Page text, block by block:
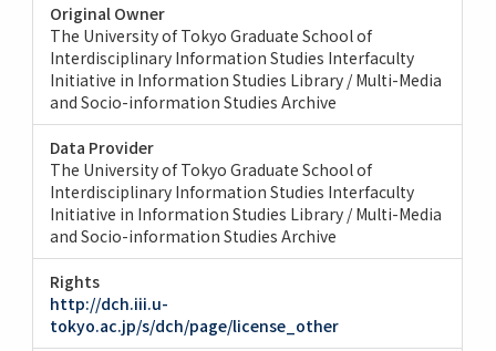
Original Owner
The University of Tokyo Graduate School of
Interdisciplinary Information Studies Interfaculty
Initiative in Information Studies Library / Multi-Media
and Socio-information Studies Archive
Data Provider
The University of Tokyo Graduate School of
Interdisciplinary Information Studies Interfaculty
Initiative in Information Studies Library / Multi-Media
and Socio-information Studies Archive
Rights
http://dch.iii.u-
tokyo.ac.jp/s/dch/page/license_other